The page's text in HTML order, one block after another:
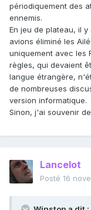
périodiquement des
ennemis.
En jeu de plateau, il
avions éliminé les
uniquement avec les
règles, qui devaient
langue étrangère,
de nombreuses
version informatique.
Sinon, j'ai souvenir
Lancelot
Posté 16